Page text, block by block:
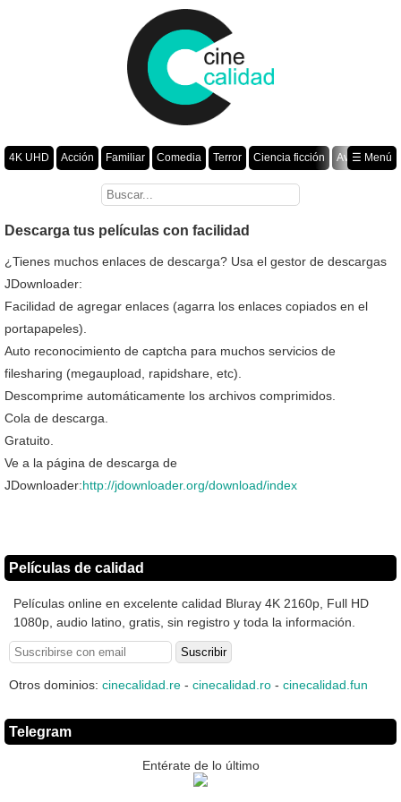
4K UHD Acción Familiar Comedia Terror Ciencia ficción
Aventura
Romance Fantasía Drama Animación Crimen
☰ Menú
Descarga tus películas con facilidad
¿Tienes muchos enlaces de descarga? Usa el gestor de descargas
JDownloader:
Facilidad de agregar enlaces (agarra los enlaces copiados en el
portapapeles).
Auto reconocimiento de captcha para muchos servicios de
filesharing (megaupload, rapidshare, etc).
Descomprime automáticamente los archivos comprimidos.
Cola de descarga.
Gratuito.
Ve a la página de descarga de
JDownloader:http://jdownloader.org/download/index
Películas de calidad
Películas online en excelente calidad Bluray 4K 2160p, Full HD
1080p, audio latino, gratis, sin registro y toda la información.
Otros dominios: cinecalidad.re - cinecalidad.ro - cinecalidad.fun
Telegram
Entérate de lo último